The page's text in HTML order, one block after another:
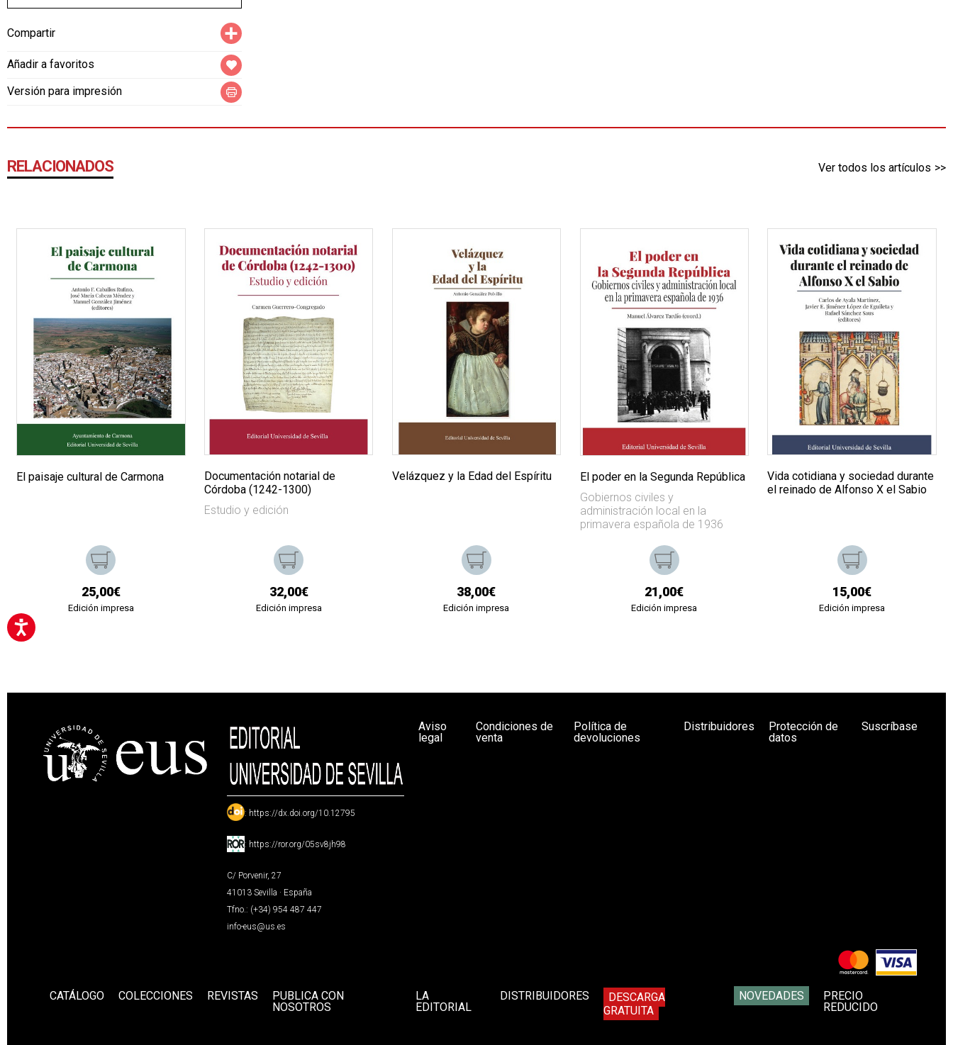
Compartir
Añadir a favoritos
Versión para impresión
RELACIONADOS Ver todos los artículos
El paisaje cultural de Carmona
25,00€
Edición impresa
Documentación notarial de
Córdoba (1242-1300)
Estudio y edición
32,00€
Edición impresa
Velázquez y la Edad del Espíritu
38,00€
Edición impresa
El poder en la Segunda República
Gobiernos civiles y
administración local en la
primavera española de 1936
21,00€
Edición impresa
Vida cotidiana y sociedad durante
el reinado de Alfonso X el Sabio
15,00€
Edición impresa
: https://dx.doi.org/10.12795
: https://ror.org/05sv8jh98
C/ Porvenir, 27
41013 Sevilla · España
Tfno.: (+34) 954 487 447
info-eus@us.es
Aviso
legal
Condiciones de
venta
Política de
devoluciones
Distribuidores
Protección de
datos
Suscríbase
CATÁLOGO COLECCIONES REVISTAS
PUBLICA CON
NOSOTROS
LA
EDITORIAL
DISTRIBUIDORES
DESCARGA
GRATUITA
NOVEDADES
PRECIO
REDUCIDO